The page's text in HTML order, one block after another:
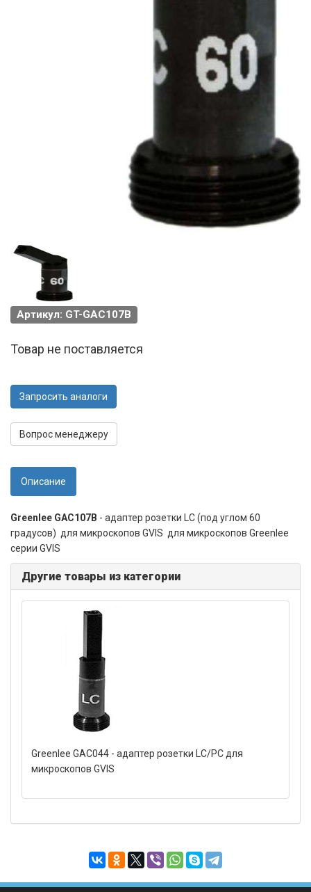
Артикул: GT-GAC107B
Товар не поставляется
Запросить аналоги
Вопрос менеджеру
Описание
Greenlee GAC107B - адаптер розетки LC (под углом 60
градусов) для микроскопов GVIS для микроскопов Greenlee
серии GVIS
Другие товары из категории
Greenlee GAC044 - адаптер розетки LC/PC для
микроскопов GVIS